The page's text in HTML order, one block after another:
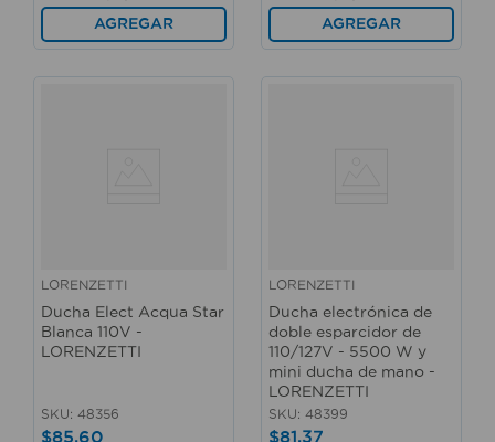
AGREGAR AGREGAR
LORENZETTI
Ducha Elect Acqua Star
Blanca 110V -
LORENZETTI
SKU: 48356
$85,60
LORENZETTI
Ducha electrónica de
doble esparcidor de
110/127V - 5500 W y
mini ducha de mano -
LORENZETTI
SKU: 48399
$81,37